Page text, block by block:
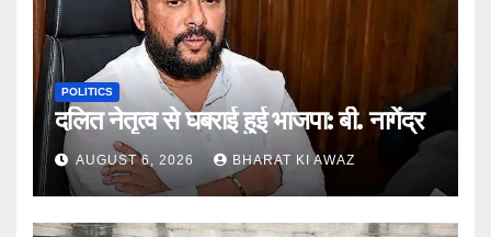
POLITICS
दलित नेतृत्व से घबराई हुई भाजपा: बी. नागेंद्र
AUGUST 6, 2026 BHARAT KI AWAZ